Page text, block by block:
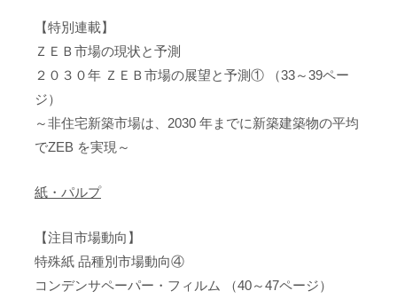
【特別連載】
ＺＥＢ市場の現状と予測
２０３０年 ＺＥＢ市場の展望と予測① （33～39ペー
ジ）
～非住宅新築市場は、2030 年までに新築建築物の平均
でZEB を実現～
紙・パルプ
【注目市場動向】
特殊紙 品種別市場動向④
コンデンサペーパー・フィルム （40～47ページ）